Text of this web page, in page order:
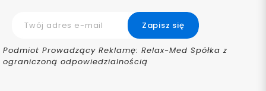
Podmiot Prowadzący Reklamę: Relax-Med Spółka z
ograniczoną odpowiedzialnością